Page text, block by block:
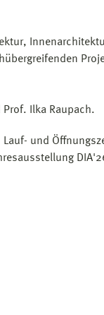
Ilka Raupach.
und